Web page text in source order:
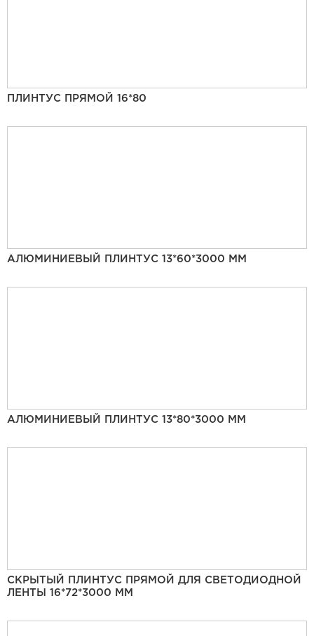
ПЛИНТУС ПРЯМОЙ 16*80
АЛЮМИНИЕВЫЙ ПЛИНТУС 13*60*3000 ММ
АЛЮМИНИЕВЫЙ ПЛИНТУС 13*80*3000 ММ
СКРЫТЫЙ ПЛИНТУС ПРЯМОЙ ДЛЯ СВЕТОДИОДНОЙ
ЛЕНТЫ 16*72*3000 ММ